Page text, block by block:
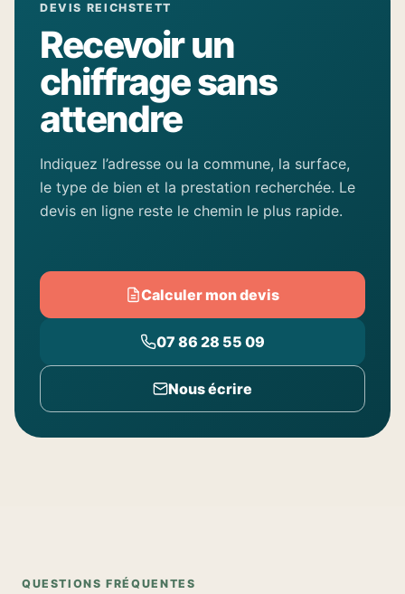
DEVIS REICHSTETT
Recevoir un
chiffrage sans
attendre
Indiquez l’adresse ou la commune, la surface,
le type de bien et la prestation recherchée. Le
devis en ligne reste le chemin le plus rapide.
Calculer mon devis
07 86 28 55 09
Nous écrire
QUESTIONS FRÉQUENTES